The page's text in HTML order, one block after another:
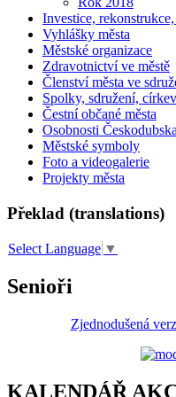
Investice,
Vyhlášky města
Městské organizace
Zdravotnictví ve městě
Členství města ve
Spolky, sdružení, církev
Čestní občané města
Osobnosti Českodubska
Městské symboly
Foto a videogalerie
Projekty města
Překlad (translations)
Select Language ▼
Senioři
Zjednodušená
KALENDÁŘ